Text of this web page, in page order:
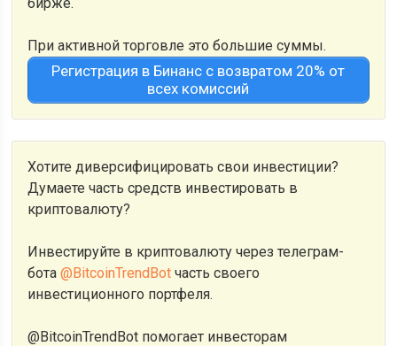
При активной торговле это большие суммы.
Регистрация в Бинанс с возвратом 20% от
всех комиссий
Хотите диверсифицировать свои инвестиции?
Думаете часть средств инвестировать в
криптовалюту?
Инвестируйте в криптовалюту через телеграм-
бота@BitcoinTrendBot часть своего
инвестиционного портфеля.
@BitcoinTrendBot помогает инвесторам